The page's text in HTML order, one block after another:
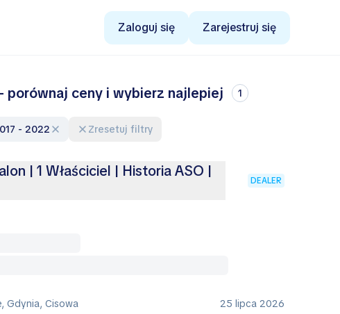
Zaloguj się Zarejestruj się
porównaj ceny i wybierz najlepiej 1
- 2022 Zresetuj filtry
| 1 Właściciel | Historia ASO |
DEALER
Gdynia, Cisowa
25 lipca 2026